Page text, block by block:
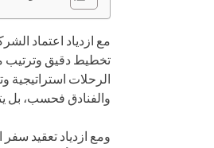
مع ازدياد اعتماد
تخطيط دقيق وترتيب
الرحلات
والفنادق فحسب، بل
ومع ازدياد تعقيد